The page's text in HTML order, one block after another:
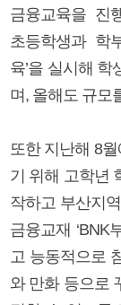
금융교육을 진
초등학생과 학
육’을 실시해
며, 올해도 규모
또한 지난해 8
기 위해 고학년
작하고 부산지
금융교재 ‘BNK
고 능동적으로
와 만화 등으로